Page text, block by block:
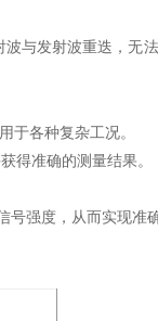
与发射波重迭，无
于各种复杂工况。
得准确的测量结果。
强度，从而实现准确